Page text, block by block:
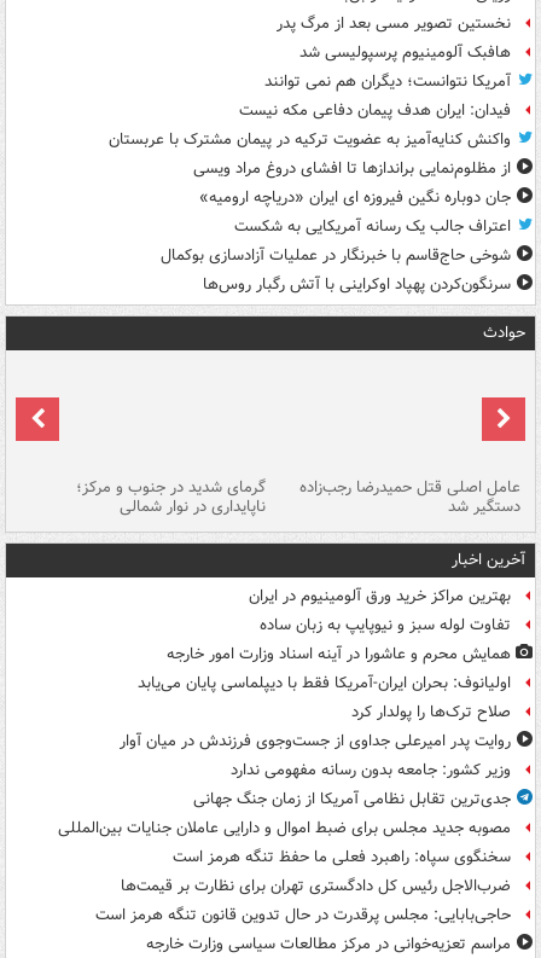
نخستین تصویر مسی بعد از مرگ پدر
هافبک آلومینیوم پرسپولیسی شد
آمریکا نتوانست؛ دیگران هم نمی توانند
فیدان: ایران هدف پیمان دفاعی مکه نیست
واکنش کنایه‌آمیز به عضویت ترکیه در پیمان مشترک با عربستان
از مظلوم‌نمایی براندازها تا افشای دروغ مراد ویسی
جان دوباره نگین فیروزه ای ایران «دریاچه ارومیه»
اعتراف جالب یک رسانه آمریکایی به شکست
شوخی حاج‌قاسم با خبرنگار در عملیات آزادسازی بوکمال
سرنگون‌کردن پهپاد اوکراینی با آتش رگبار روس‌ها
حوادث
عامل اصلی قتل حمیدرضا رجب‌زاده
دستگیر شد
گرمای شدید در جنوب و مرکز؛
ناپایداری در نوار شمالی
آخرین اخبار
بهترین مراکز خرید ورق آلومینیوم در ایران
تفاوت لوله سبز و نیوپایپ به زبان ساده
همایش محرم و عاشورا در آینه اسناد وزارت امور خارجه
اولیانوف: بحران ایران-آمریکا فقط با دیپلماسی پایان می‌یابد
صلاح ترک‌ها را پولدار کرد
روایت پدر امیرعلی جداوی از جست‌وجوی فرزندش در میان آوار
وزیر کشور: جامعه بدون رسانه مفهومی ندارد
جدی‌ترین تقابل نظامی آمریکا از زمان جنگ جهانی
مصوبه جدید مجلس برای ضبط اموال و دارایی عاملان جنایات بین‌المللی
سخنگوی سپاه: راهبرد فعلی ما حفظ تنگه هرمز است
ضرب‌الاجل رئیس کل دادگستری تهران برای نظارت بر قیمت‌ها
حاجی‌بابایی: مجلس پرقدرت در حال تدوین قانون تنگه هرمز است
مراسم تعزیه‌خوانی در مرکز مطالعات سیاسی وزارت خارجه